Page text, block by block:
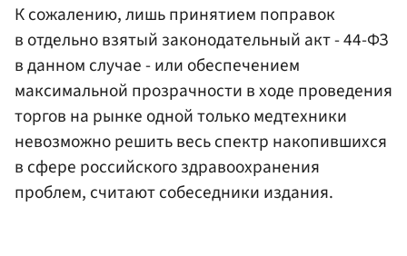
К сожалению, лишь принятием поправок
в отдельно взятый законодательный акт - 44-ФЗ
в данном случае - или обеспечением
максимальной прозрачности в ходе проведения
торгов на рынке одной только медтехники
невозможно решить весь спектр накопившихся
в сфере российского здравоохранения
проблем, считают собеседники издания.